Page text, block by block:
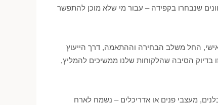
שנבחרו בקפידה – עבור מי שלא מוכן להתפשר
אישי, החל משלב הבחירה וההתאמה, דרך הייעוץ
בדיוק הסיבה שהלקוחות שלנו ממשיכים להמליץ,
מעצבי פנים או אדריכלים – נשמח לארח